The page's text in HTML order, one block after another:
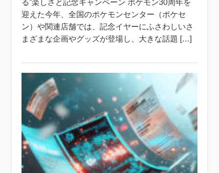
る”楽しさと記念キャンペーン ポケモン30周年を
迎えた今年、全国のポケモンセンター（ポケセ
ン）や関連店舗では、記念イヤーにふさわしいさ
まざまな企画やグッズが登場し、大きな話題 […]